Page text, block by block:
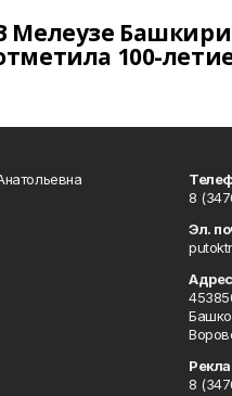
Мелеузе
100-
8
Эл.
Адрес
8